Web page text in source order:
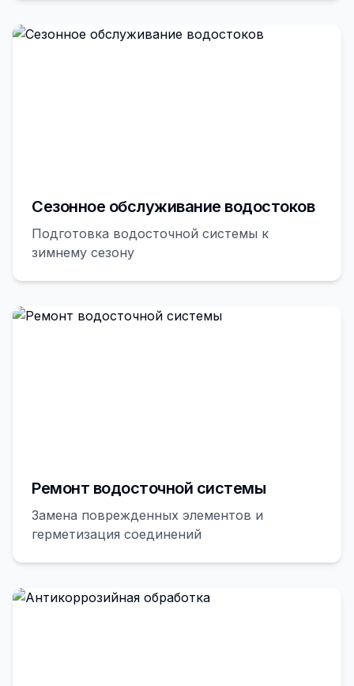
Сезонное обслуживание водостоков
Подготовка водосточной системы к
зимнему сезону
Ремонт водосточной системы
Замена поврежденных элементов и
герметизация соединений